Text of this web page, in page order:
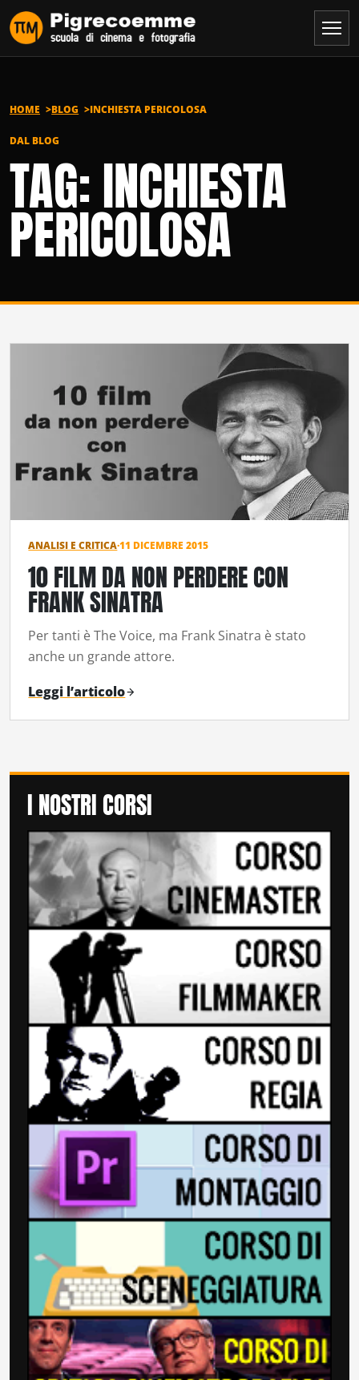
Vai al contenuto
HOME BLOG INCHIESTA PERICOLOSA
DAL BLOG
TAG: INCHIESTA
PERICOLOSA
ANALISI E CRITICA·11 DICEMBRE 2015
10 FILM DA NON PERDERE CON
FRANK SINATRA
Per tanti è The Voice, ma Frank Sinatra è stato
anche un grande attore.
Leggi l’articolo
I NOSTRI CORSI